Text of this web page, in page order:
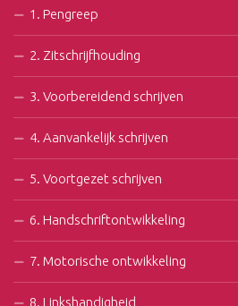
1. Pengreep
2. Zitschrijfhouding
3. Voorbereidend schrijven
4. Aanvankelijk schrijven
5. Voortgezet schrijven
6. Handschriftontwikkeling
7. Motorische ontwikkeling
8. Linkshandigheid